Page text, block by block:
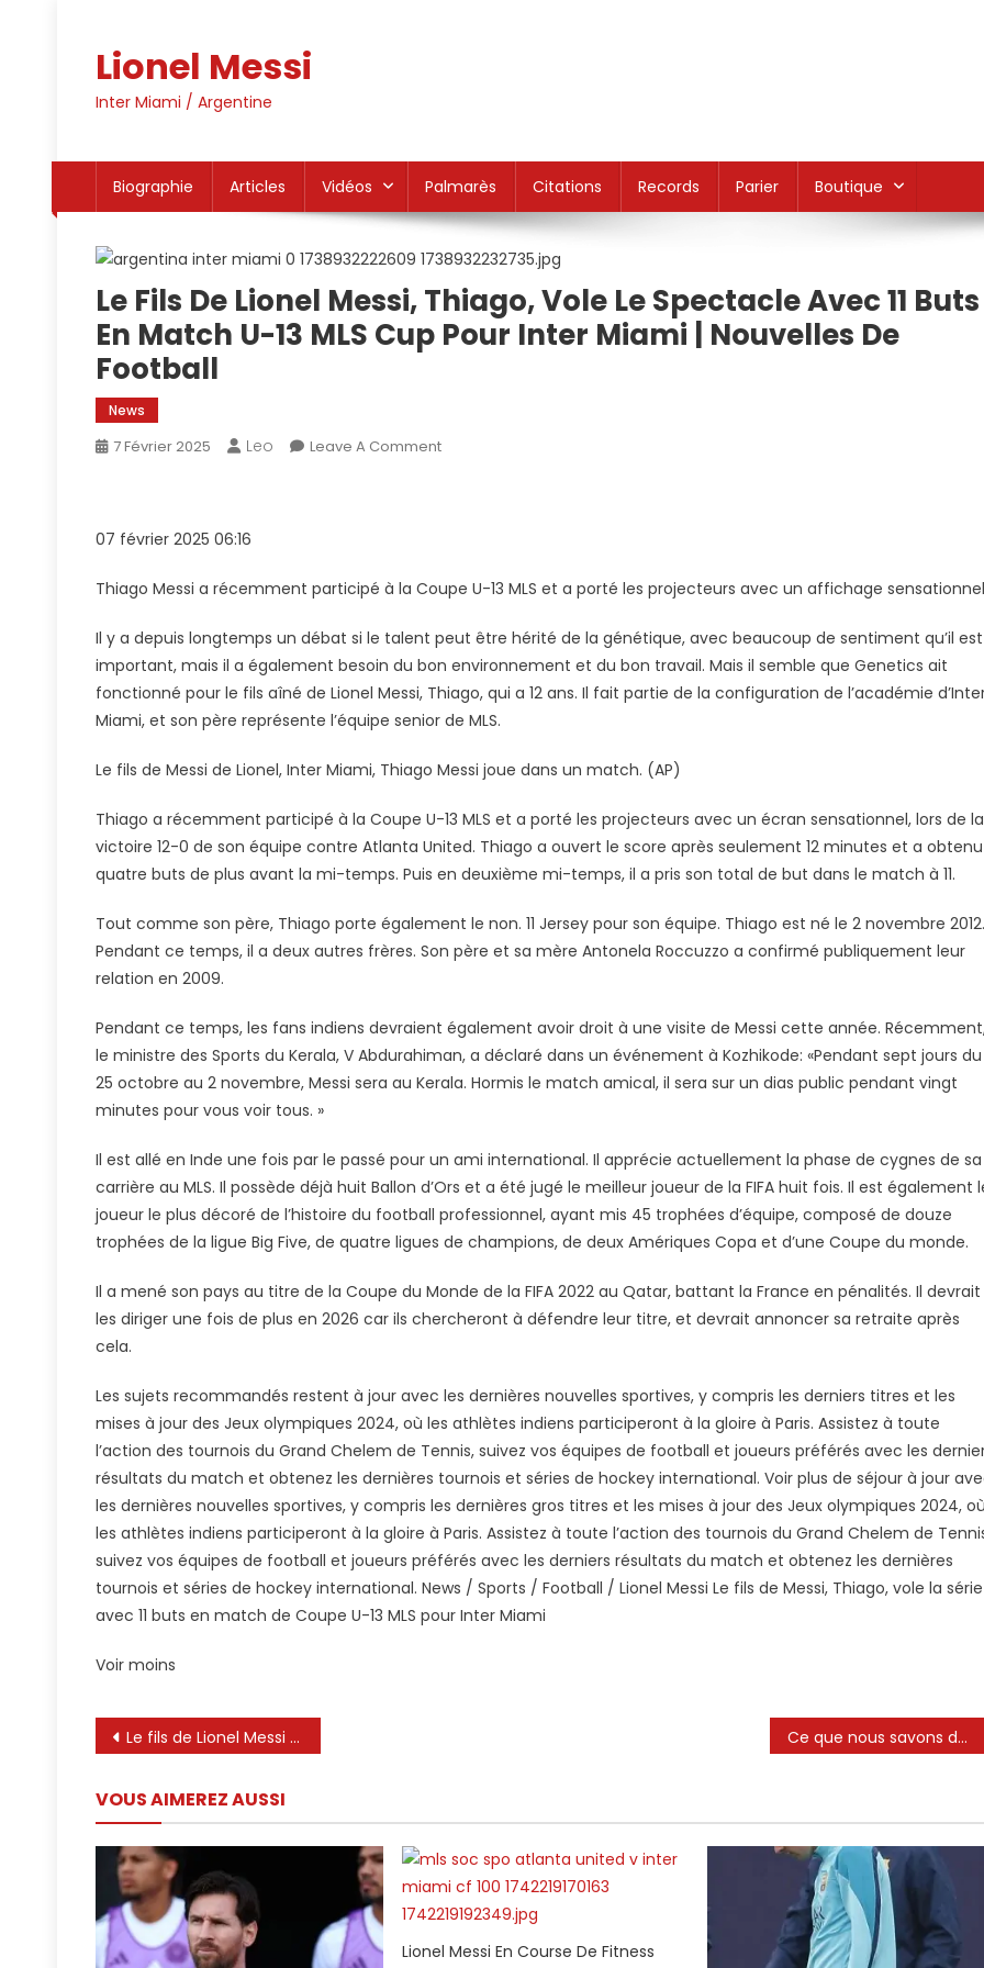
Lionel Messi
Inter Miami / Argentine
Biographie Articles Vidéos Palmarès Citations Records Parier Boutique
Le Fils De Lionel Messi, Thiago, Vole Le Spectacle Avec 11 Buts
En Match U-13 MLS Cup Pour Inter Miami | Nouvelles De
Football
News
7 Février 2025 Leo Leave A CommentOn
Thiago,
Le
Spectacle
Avec
11
En
U-
13
MLS
Pour
Inter
Nouvelles
De
Football
07 février 2025 06:16
Thiago Messi a récemment participé à la Coupe U-13 MLS et a porté les projecteurs avec un affichage
Il y a depuis longtemps un débat si le talent peut être hérité de la génétique, avec beaucoup de sentiment qu’il est
important, mais il a également besoin du bon environnement et du bon travail. Mais il semble que Genetics ait
fonctionné pour le fils aîné de Lionel Messi, Thiago, qui a 12 ans. Il fait partie de la configuration de l’académie
Miami, et son père représente l’équipe senior de MLS.
Le fils de Messi de Lionel, Inter Miami, Thiago Messi joue dans un match. (AP)
Thiago a récemment participé à la Coupe U-13 MLS et a porté les projecteurs avec un écran sensationnel, lors de la
victoire 12-0 de son équipe contre Atlanta United. Thiago a ouvert le score après seulement 12 minutes et a obtenu
quatre buts de plus avant la mi-temps. Puis en deuxième mi-temps, il a pris son total de but dans le match à 11.
Tout comme son père, Thiago porte également le non. 11 Jersey pour son équipe. Thiago est né le 2 novembre 2012.
Pendant ce temps, il a deux autres frères. Son père et sa mère Antonela Roccuzzo a confirmé publiquement leur
relation en 2009.
Pendant ce temps, les fans indiens devraient également avoir droit à une visite de Messi cette année.
le ministre des Sports du Kerala, V Abdurahiman, a déclaré dans un événement à Kozhikode: «Pendant sept jours du
25 octobre au 2 novembre, Messi sera au Kerala. Hormis le match amical, il sera sur un dias public pendant vingt
minutes pour vous voir tous. »
Il est allé en Inde une fois par le passé pour un ami international. Il apprécie actuellement la phase de cygnes de sa
carrière au MLS. Il possède déjà huit Ballon d’Ors et a été jugé le meilleur joueur de la FIFA huit fois. Il est également
joueur le plus décoré de l’histoire du football professionnel, ayant mis 45 trophées d’équipe, composé de douze
trophées de la ligue Big Five, de quatre ligues de champions, de deux Amériques Copa et d’une Coupe du monde.
Il a mené son pays au titre de la Coupe du Monde de la FIFA 2022 au Qatar, battant la France en pénalités. Il devrait
les diriger une fois de plus en 2026 car ils chercheront à défendre leur titre, et devrait annoncer sa retraite après
cela.
Les sujets recommandés restent à jour avec les dernières nouvelles sportives, y compris les derniers titres et les
mises à jour des Jeux olympiques 2024, où les athlètes indiens participeront à la gloire à Paris. Assistez à toute
l’action des tournois du Grand Chelem de Tennis, suivez vos équipes de football et joueurs préférés avec les
résultats du match et obtenez les dernières tournois et séries de hockey international. Voir plus de séjour à jour
les dernières nouvelles sportives, y compris les dernières gros titres et les mises à jour des Jeux olympiques 2024, où
les athlètes indiens participeront à la gloire à Paris. Assistez à toute l’action des tournois du Grand Chelem de
suivez vos équipes de football et joueurs préférés avec les derniers résultats du match et obtenez les dernières
tournois et séries de hockey international. News / Sports / Football / Lionel Messi Le fils de Messi, Thiago, vole la série
avec 11 buts en match de Coupe U-13 MLS pour Inter Miami
Voir moins
Navigation
l’article
Le fils de Lionel Messi a été surpris de marquer 11 buts dans un match Ce que nous savons de l’apparence possible du Super Bowl de Lionel Messi – Footboom1.com
VOUS AIMEREZ AUSSI
Lionel Messi En Course De Fitness